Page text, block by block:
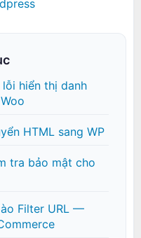
hiển thị danh
HTML sang WP
tra bảo mật cho
Filter URL —